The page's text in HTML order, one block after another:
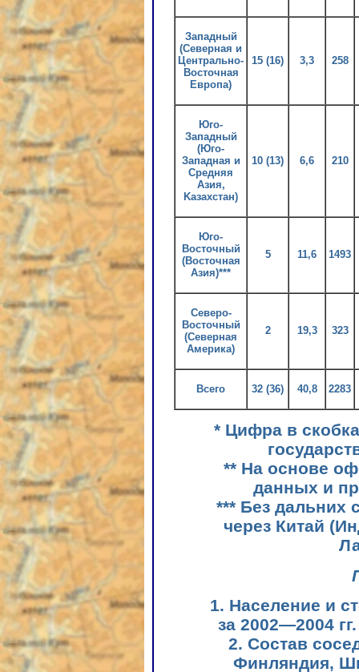
Западный
(Северная и
Центрально-
Восточная
Европа)
15 (16) 3,3 258
Юго-
Западный
(Юго-
Западная и
Средняя
Азия,
Kазахстан)
10 (13) 6,6 210
Юго-
Восточный
(Восточная
Азия)***
5 11,6 1493
Северо-
Восточный
(Северная
Америка)
2 19,3 323
Всего 32 (36) 40,8 2283
* Цифра в
** На основе
данных и
*** Без дальних
через Китай
1. Население и
за 2002—2004
2. Состав
Финляндия,